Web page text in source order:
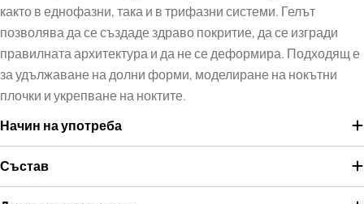
както в еднофазни, така и в трифазни системи. Гелът
позволява да се създаде здраво покритие, да се изгради
правилната архитектура и да не се деформира. Подходящ е
за удължаване на долни форми, моделиране на нокътни
плочки и укрепване на ноктите.
Начин на употреба
Състав